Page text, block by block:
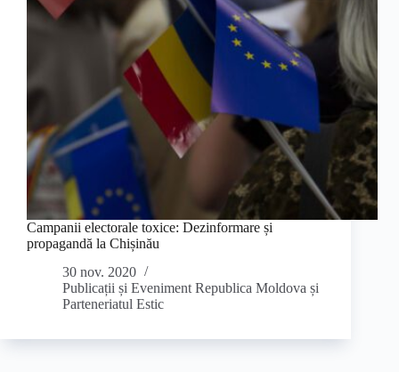
Campanii electorale toxice: Dezinformare și
propagandă la Chișinău
30 nov. 2020
Publicații și Eveniment Republica Moldova și
Parteneriatul Estic